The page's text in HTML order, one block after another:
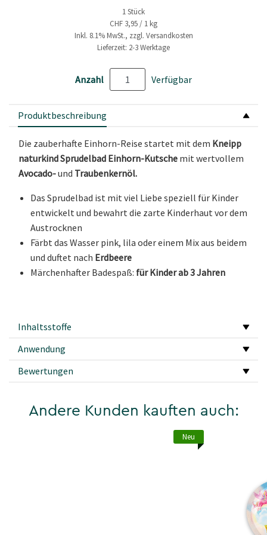
1 Stück
CHF 3,95 / 1 kg
Inkl. 8.1% MwSt., zzgl. Versandkosten
Lieferzeit: 2-3 Werktage
Anzahl Verfügbar
Produktbeschreibung
Die zauberhafte Einhorn-Reise startet mit dem Kneipp
naturkind Sprudelbad Einhorn-Kutsche mit wertvollem
Avocado-und Traubenkernöl.
Das Sprudelbad ist mit viel Liebe speziell für Kinder
entwickelt und bewahrt die zarte Kinderhaut vor dem
Austrocknen
Färbt das Wasser pink, lila oder einem Mix aus beidem
und duftet nach Erdbeere
Märchenhafter Badespaß: für Kinder ab 3 Jahren
Inhaltsstoffe
Anwendung
Bewertungen
Andere Kunden kauften auch:
Neu